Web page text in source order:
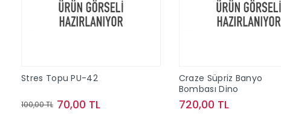
Stres Topu PU-42
100,00 TL 70,00 TL
Craze Süpriz Banyo
Bombası Dino
720,00 TL